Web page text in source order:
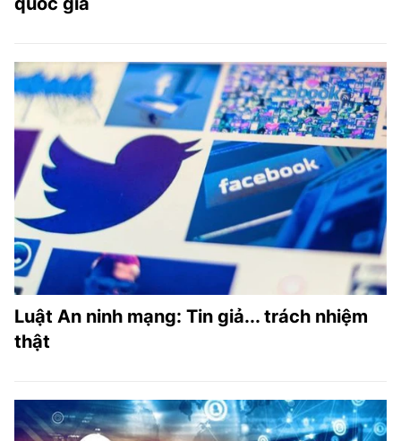
Luật An ninh mạng: Tin giả... trách nhiệm
thật